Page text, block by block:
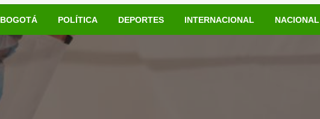
BOGOTÁ POLÍTICA DEPORTES INTERNACIONAL NACIONAL